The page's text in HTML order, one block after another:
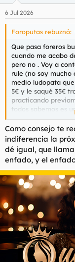
e
s
6 Jul 2026
Foroputas rebuznó:
Que pasa foreros
cuando me acabo
pero no . Voy a
rule (no soy mucho
medio ludopata
5€ y le saqué 35€
practicando
todos sabemos es
vamos 2 colegas y
mis colegas . 1
que ella estaba
físicamente tenía
hablando me
de psicólogo o algo
de conocerlas o
en mí . Bueno me
miraba bastante y
verbal vi como
seguimos hablando
nos despedimos
cuando llego a mi
no tiene interés en
un Alpha ante ese
me suda los
Como consejo te
indiferencia la
dé igual, que
enfado, y el